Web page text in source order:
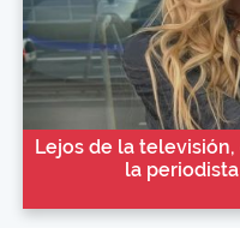
Lejos de la
la